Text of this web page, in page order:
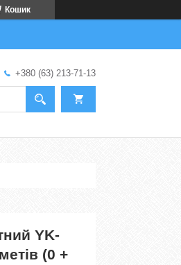
Кошик
+380 (63) 213-71-13
YK-
(0 +